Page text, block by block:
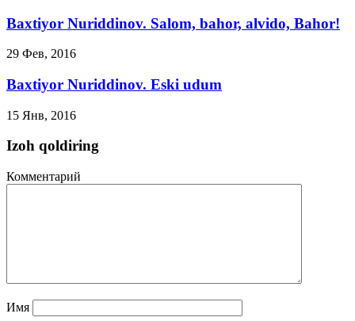
Baxtiyor Nuriddinov. Salom, bahor, alvido, Bahor!
29 Фев, 2016
Baxtiyor Nuriddinov. Eski udum
15 Янв, 2016
Izoh qoldiring
Комментарий
Имя